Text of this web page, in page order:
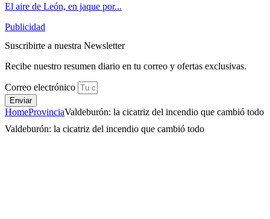
El aire de León, en jaque por...
Publicidad
Suscribirte a nuestra Newsletter
Recibe nuestro resumen diario en tu correo y ofertas exclusivas.
Correo electrónico
Enviar
HomeProvinciaValdeburón: la cicatriz del incendio que cambió todo
Valdeburón: la cicatriz del incendio que cambió todo